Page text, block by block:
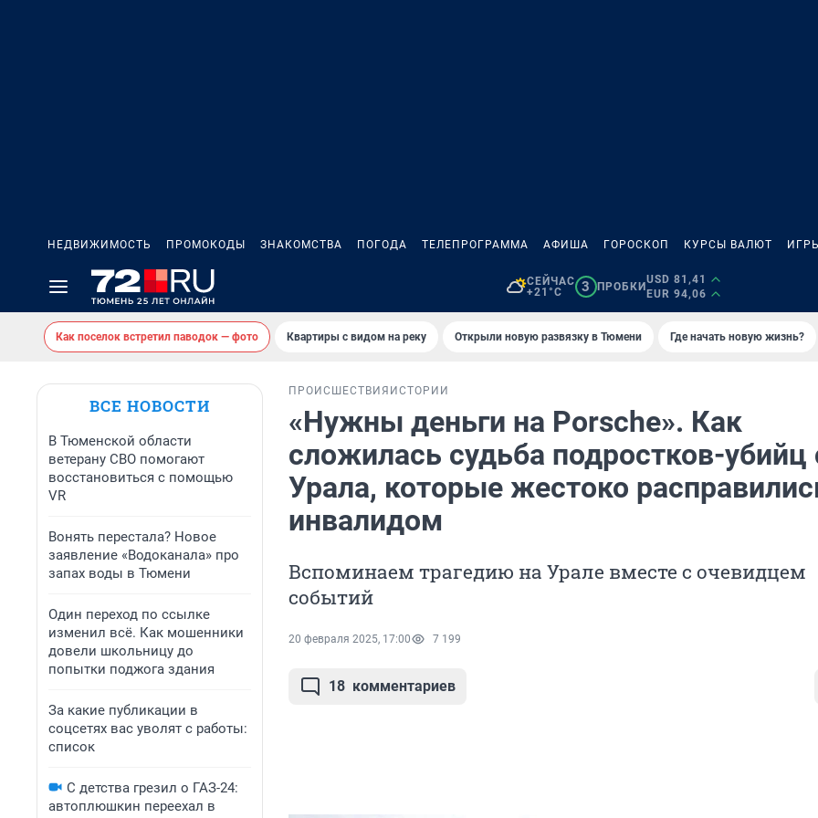
НЕДВИЖИМОСТЬ ПРОМОКОДЫ ЗНАКОМСТВА ПОГОДА ТЕЛЕПРОГРАММА АФИША ГОРОСКОП КУРСЫ ВАЛЮТ ИГРЫ
СЕЙЧАС
+21°C
3 ПРОБКИ
USD 81,41
EUR 94,06
Как поселок встретил паводок — фото Квартиры с видом на реку Открыли новую развязку в Тюмени Где начать новую жизнь?
ВСЕ НОВОСТИ
В Тюменской области
ветерану СВО помогают
восстановиться с помощью
VR
Вонять перестала? Новое
заявление «Водоканала» про
запах воды в Тюмени
Один переход по ссылке
изменил всё. Как мошенники
довели школьницу до
попытки поджога здания
За какие публикации в
соцсетях вас уволят с работы:
список
С детства грезил о ГАЗ-24:
автоплюшкин переехал в
ПРОИСШЕСТВИЯ ИСТОРИИ
«Нужны деньги на Porsche». Как
сложилась судьба подростков-убийц
Урала, которые жестоко
инвалидом
Вспоминаем трагедию на Урале вместе с очевидцем
событий
20 февраля 2025, 17:00 7 199
18 комментариев